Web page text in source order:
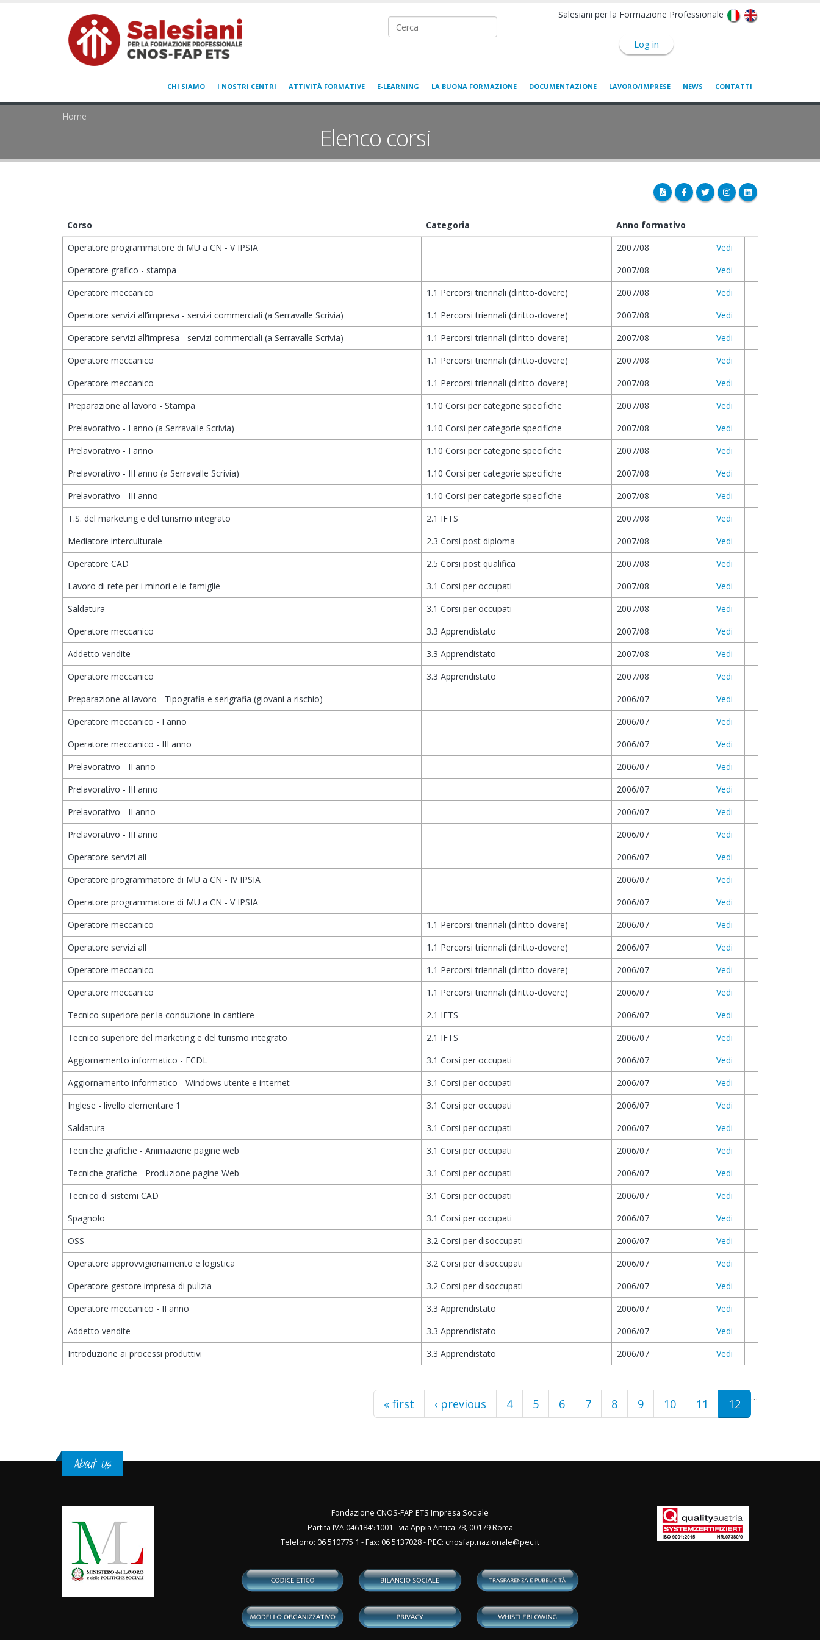
Salesiani per la Formazione Professionale
Log in
Ricerca nel sito
CHI SIAMO I NOSTRI CENTRI ATTIVITÀ FORMATIVE E-LEARNING LA BUONA FORMAZIONE DOCUMENTAZIONE LAVORO/IMPRESE NEWS CONTATTI
Home
Elenco corsi
Corso Categoria
Anno formativo
Operatore programmatore di MU a CN - V IPSIA
2007/08
Vedi
Operatore grafico - stampa
2007/08
Vedi
Operatore meccanico
1.1 Percorsi triennali (diritto-dovere) 2007/08
Vedi
Operatore servizi all’impresa - servizi commerciali (a Serravalle Scrivia)
1.1 Percorsi triennali (diritto-dovere) 2007/08
Vedi
Operatore servizi all’impresa - servizi commerciali (a Serravalle Scrivia)
1.1 Percorsi triennali (diritto-dovere) 2007/08
Vedi
Operatore meccanico
1.1 Percorsi triennali (diritto-dovere) 2007/08
Vedi
Operatore meccanico
1.1 Percorsi triennali (diritto-dovere) 2007/08
Vedi
Preparazione al lavoro - Stampa
1.10 Corsi per categorie specifiche 2007/08
Vedi
Prelavorativo - I anno (a Serravalle Scrivia)
1.10 Corsi per categorie specifiche 2007/08
Vedi
Prelavorativo - I anno
1.10 Corsi per categorie specifiche 2007/08
Vedi
Prelavorativo - III anno (a Serravalle Scrivia)
1.10 Corsi per categorie specifiche 2007/08
Vedi
Prelavorativo - III anno
1.10 Corsi per categorie specifiche 2007/08
Vedi
T.S. del marketing e del turismo integrato
2.1 IFTS 2007/08
Vedi
Mediatore interculturale
2.3 Corsi post diploma 2007/08
Vedi
Operatore CAD
2.5 Corsi post qualifica 2007/08
Vedi
Lavoro di rete per i minori e le famiglie
3.1 Corsi per occupati 2007/08
Vedi
Saldatura
3.1 Corsi per occupati 2007/08
Vedi
Operatore meccanico
3.3 Apprendistato 2007/08
Vedi
Addetto vendite
3.3 Apprendistato 2007/08
Vedi
Operatore meccanico
3.3 Apprendistato 2007/08
Vedi
Preparazione al lavoro - Tipografia e serigrafia (giovani a rischio)
2006/07
Vedi
Operatore meccanico - I anno
2006/07
Vedi
Operatore meccanico - III anno
2006/07
Vedi
Prelavorativo - II anno
2006/07
Vedi
Prelavorativo - III anno
2006/07
Vedi
Prelavorativo - II anno
2006/07
Vedi
Prelavorativo - III anno
2006/07
Vedi
Operatore servizi all
2006/07
Vedi
Operatore programmatore di MU a CN - IV IPSIA
2006/07
Vedi
Operatore programmatore di MU a CN - V IPSIA
2006/07
Vedi
Operatore meccanico
1.1 Percorsi triennali (diritto-dovere) 2006/07
Vedi
Operatore servizi all
1.1 Percorsi triennali (diritto-dovere) 2006/07
Vedi
Operatore meccanico
1.1 Percorsi triennali (diritto-dovere) 2006/07
Vedi
Operatore meccanico
1.1 Percorsi triennali (diritto-dovere) 2006/07
Vedi
Tecnico superiore per la conduzione in cantiere
2.1 IFTS 2006/07
Vedi
Tecnico superiore del marketing e del turismo integrato
2.1 IFTS 2006/07
Vedi
Aggiornamento informatico - ECDL
3.1 Corsi per occupati 2006/07
Vedi
Aggiornamento informatico - Windows utente e internet
3.1 Corsi per occupati 2006/07
Vedi
Inglese - livello elementare 1
3.1 Corsi per occupati 2006/07
Vedi
Saldatura
3.1 Corsi per occupati 2006/07
Vedi
Tecniche grafiche - Animazione pagine web
3.1 Corsi per occupati 2006/07
Vedi
Tecniche grafiche - Produzione pagine Web
3.1 Corsi per occupati 2006/07
Vedi
Tecnico di sistemi CAD
3.1 Corsi per occupati 2006/07
Vedi
Spagnolo
3.1 Corsi per occupati 2006/07
Vedi
OSS
3.2 Corsi per disoccupati 2006/07
Vedi
Operatore approvvigionamento e logistica
3.2 Corsi per disoccupati 2006/07
Vedi
Operatore gestore impresa di pulizia
3.2 Corsi per disoccupati 2006/07
Vedi
Operatore meccanico - II anno
3.3 Apprendistato 2006/07
Vedi
Addetto vendite
3.3 Apprendistato 2006/07
Vedi
Introduzione ai processi produttivi
3.3 Apprendistato 2006/07 Vedi
« first ‹ previous …
4 5 6 7 8 9 10 11 12
About Us
Fondazione CNOS-FAP ETS Impresa Sociale
Partita IVA 04618451001 - via Appia Antica 78, 00179 Roma
Telefono: 06 510775 1 - Fax: 06 5137028 - PEC: cnosfap.nazionale@pec.it